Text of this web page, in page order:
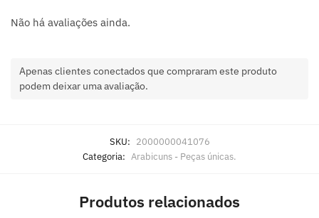
Não há avaliações ainda.
Apenas clientes conectados que compraram este produto
podem deixar uma avaliação.
SKU: 2000000041076
Categoria: Arabicuns - Peças únicas.
Produtos relacionados